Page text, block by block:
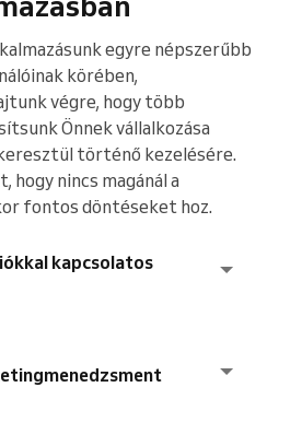
egyre népszerűbb
körében,
végre, hogy több
Önnek vállalkozása
történő kezelésére.
hogy nincs magánál a
fontos döntéseket hoz.
kapcsolatos
összes prémium